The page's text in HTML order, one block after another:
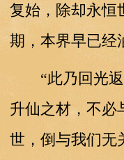
复始，除却永恒
期，本界早已经
“此乃回光返
升仙之材，不必
世，倒与我们无